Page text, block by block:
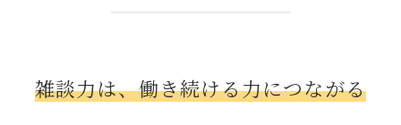
雑談力は、働き続ける力につながる